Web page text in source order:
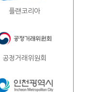
플랜코리아
공정거래위원회